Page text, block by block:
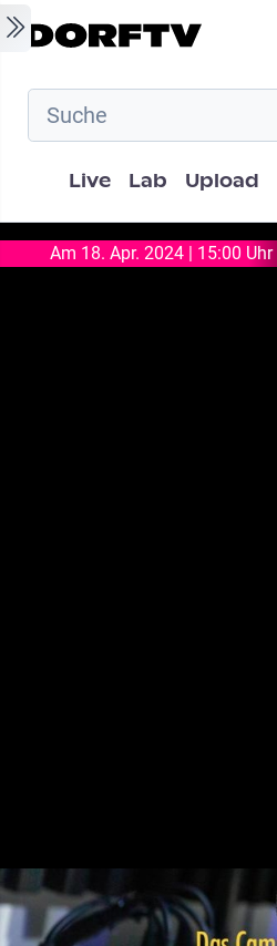
Skip to main content
Hauptnavigation
Live Lab Upload
Am 18. Apr. 2024 | 15:00 Uhr